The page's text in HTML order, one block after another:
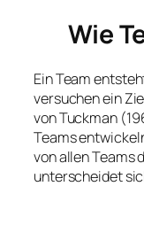
Wie
Ein Team
versuchen ein
von Tuckman
Teams
von allen Teams
unterscheidet